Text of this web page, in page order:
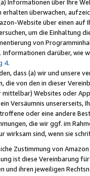
Informationen über Ihre
überwachen,
Website über einen
um die Einhaltung
von
darüber, wie
4.
dass (a) wir und
die von den in dieser
Websites oder
Versäumnis unsererseits,
oder eine andere
die wir ggf. im
wirksam sind, wenn sie
Zustimmung von
ist diese Vereinbarung
und ihren jeweiligen